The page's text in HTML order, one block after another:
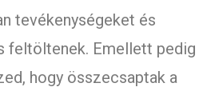
tevékenységeket és
feltöltenek. Emellett pedig
hogy összecsaptak a